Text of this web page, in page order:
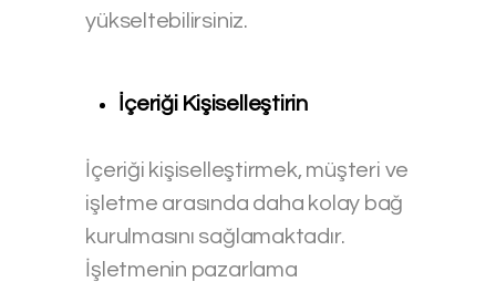
yükseltebilirsiniz.
İçeriği Kişiselleştirin
İçeriği kişiselleştirmek, müşteri ve
işletme arasında daha kolay bağ
kurulmasını sağlamaktadır.
İşletmenin pazarlama